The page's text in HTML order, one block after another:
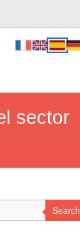
sector
Search